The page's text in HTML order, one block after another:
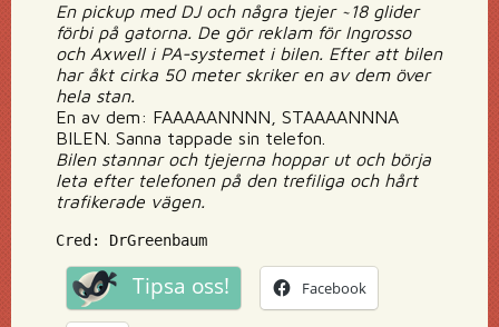
En pickup med DJ och några tjejer ~18 glider
förbi på gatorna. De gör reklam för Ingrosso
och Axwell i PA-systemet i bilen. Efter att bilen
har åkt cirka 50 meter skriker en av dem över
hela stan.
En av dem: FAAAAANNNN, STAAAANNNA
BILEN. Sanna tappade sin telefon.
Bilen stannar och tjejerna hoppar ut och börja
leta efter telefonen på den trefiliga och hårt
trafikerade vägen.
Cred: DrGreenbaum
Tipsa oss! Facebook